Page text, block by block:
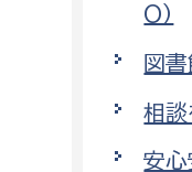
小田原のこと
まちづくりに
環境
環境
O）
図
相談
安心